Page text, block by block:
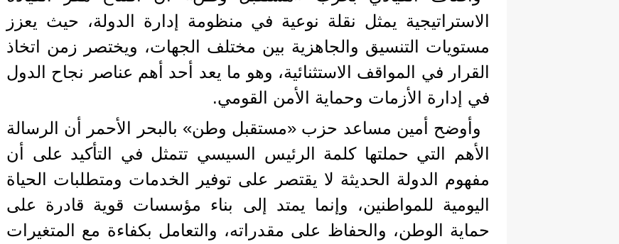
الاستراتيجية يمثل نقلة نوعية في منظومة إدارة الدولة، حيث يعزز
مستويات التنسيق والجاهزية بين مختلف الجهات، ويختصر زمن اتخاذ
القرار في المواقف الاستثنائية، وهو ما يعد أحد أهم عناصر نجاح الدول
في إدارة الأزمات وحماية الأمن القومي.
وأوضح أمين مساعد حزب «مستقبل وطن» بالبحر الأحمر أن الرسالة
الأهم التي حملتها كلمة الرئيس السيسي تتمثل في التأكيد على أن
مفهوم الدولة الحديثة لا يقتصر على توفير الخدمات ومتطلبات الحياة
اليومية للمواطنين، وإنما يمتد إلى بناء مؤسسات قوية قادرة على
حماية الوطن، والحفاظ على مقدراته، والتعامل بكفاءة مع المتغيرات